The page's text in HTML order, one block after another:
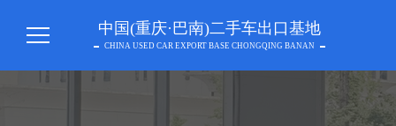
中国(重庆·巴南)二手车出口基地
CHINA USED CAR EXPORT BASE CHONGQING BANAN